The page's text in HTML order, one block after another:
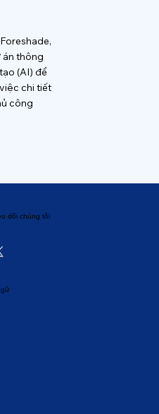
thông
(AI) để
chi tiết
công
dõi chúng tôi